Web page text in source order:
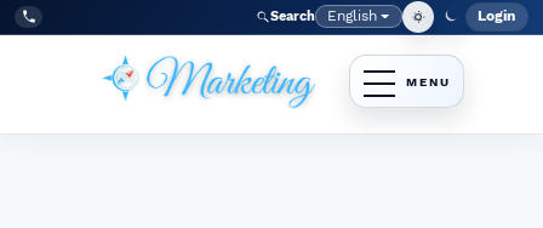
Skip to main navigation menu
Skip to main content
Skip to site footer
Tel:
+998977838464 Search Language
English Login